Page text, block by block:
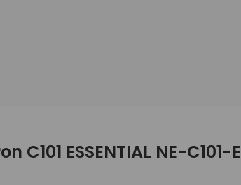
C101 ESSENTIAL NE-C101-E